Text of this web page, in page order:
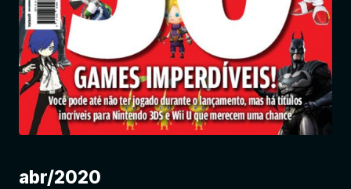
abr/2020